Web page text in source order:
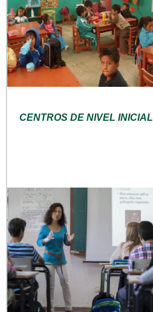
CENTROS DE NIVEL INICIAL